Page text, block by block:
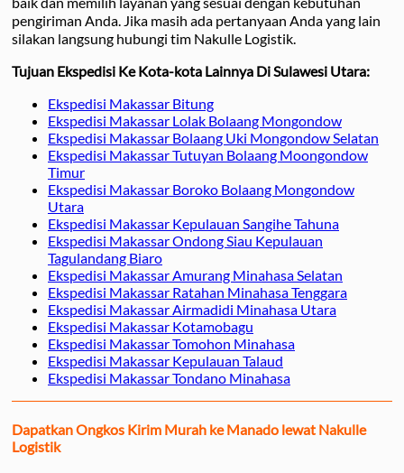
pengiriman Anda. Jika masih ada pertanyaan Anda yang lain
silakan langsung hubungi tim Nakulle Logistik.
Tujuan Ekspedisi Ke Kota-kota Lainnya Di Sulawesi Utara:
Ekspedisi Makassar Bitung
Ekspedisi Makassar Lolak Bolaang Mongondow
Ekspedisi Makassar Bolaang Uki Mongondow Selatan
Ekspedisi Makassar Tutuyan Bolaang Moongondow
Timur
Ekspedisi Makassar Boroko Bolaang Mongondow
Utara
Ekspedisi Makassar Kepulauan Sangihe Tahuna
Ekspedisi Makassar Ondong Siau Kepulauan
Tagulandang Biaro
Ekspedisi Makassar Amurang Minahasa Selatan
Ekspedisi Makassar Ratahan Minahasa Tenggara
Ekspedisi Makassar Airmadidi Minahasa Utara
Ekspedisi Makassar Kotamobagu
Ekspedisi Makassar Tomohon Minahasa
Ekspedisi Makassar Kepulauan Talaud
Ekspedisi Makassar Tondano Minahasa
Dapatkan Ongkos Kirim Murah ke Manado lewat Nakulle
Logistik